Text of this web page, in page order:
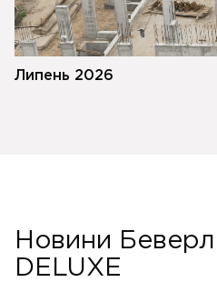
Липень 2026
Новини
DELUXE